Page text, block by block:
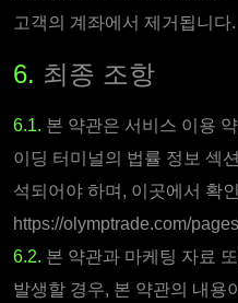
고객의 계좌에서 제거됩니다.
6. 최종 조항
6.1. 본 약관은 서비스 이용
이딩 터미널의 법률 정보 섹
석되어야 하며, 이곳에서 확
https://olymptrade.com/
6.2. 본 약관과 마케팅 자료
발생할 경우, 본 약관의 내용